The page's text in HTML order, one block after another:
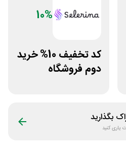
10%
کد تخفیف 10% خرید
دوم فروشگاه
بگذارید
یاری کنید